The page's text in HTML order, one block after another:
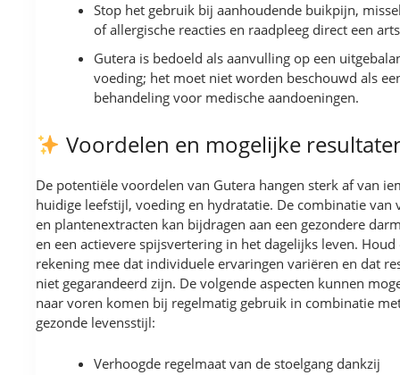
Stop het gebruik bij aanhoudende buikpijn,
of allergische reacties en raadpleeg direct een
Gutera is bedoeld als aanvulling op een
voeding; het moet niet worden beschouwd als
behandeling voor medische aandoeningen.
Voordelen en mogelijke
De potentiële voordelen van Gutera hangen sterk af van
huidige leefstijl, voeding en hydratatie. De combinatie van
en plantenextracten kan bijdragen aan een gezondere
en een actievere spijsvertering in het dagelijks leven. Houd
rekening mee dat individuele ervaringen variëren en dat
niet gegarandeerd zijn. De volgende aspecten kunnen
naar voren komen bij regelmatig gebruik in combinatie
gezonde levensstijl:
Verhoogde regelmaat van de stoelgang dankzij